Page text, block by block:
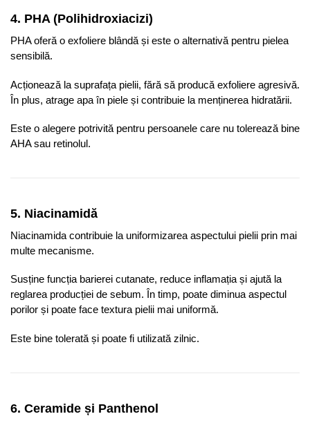
4. PHA (Polihidroxiacizi)
PHA oferă o exfoliere blândă și este o alternativă pentru pielea
sensibilă.
Acționează la suprafața pielii, fără să producă exfoliere agresivă.
În plus, atrage apa în piele și contribuie la menținerea hidratării.
Este o alegere potrivită pentru persoanele care nu tolerează bine
AHA sau retinolul.
5. Niacinamidă
Niacinamida contribuie la uniformizarea aspectului pielii prin mai
multe mecanisme.
Susține funcția barierei cutanate, reduce inflamația și ajută la
reglarea producției de sebum. În timp, poate diminua aspectul
porilor și poate face textura pielii mai uniformă.
Este bine tolerată și poate fi utilizată zilnic.
6. Ceramide și Panthenol